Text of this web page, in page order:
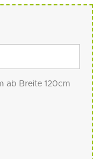
ab Breite 120cm